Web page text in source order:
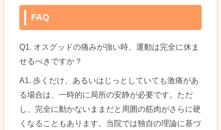
FAQ
Q1. オスグッドの痛みが強い時、運動は完全に休ま
せるべきですか？
A1. 歩くだけ、あるいはじっとしていても激痛があ
る場合は、一時的に局所の安静が必要です。ただ
し、完全に動かないままだと周囲の筋肉がさらに硬
くなることもあります。当院では独自の理論に基づ